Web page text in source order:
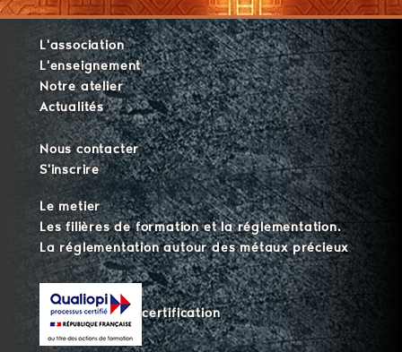
L'association
L'enseignement
Notre atelier
Actualités
Nous contacter
S'inscrire
Le metier
Les filières de formation et la réglementation.
La réglementation autour des métaux précieux
certification